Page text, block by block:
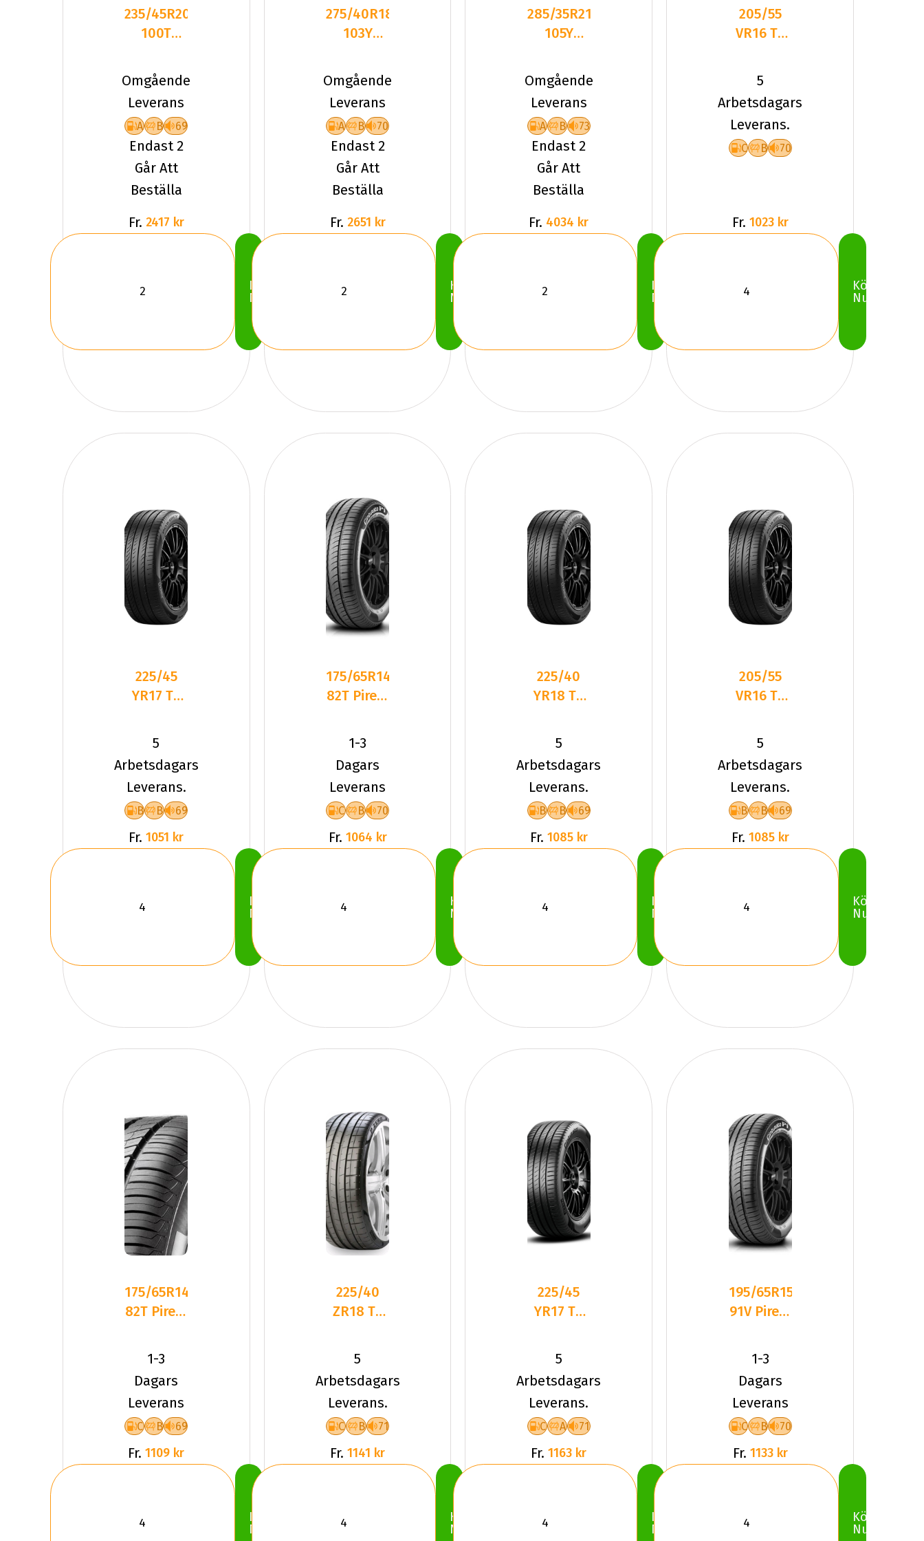
235/45R20
100T
ZERO
(PZ4) XL
Omgående
Leverans
A B 69
Endast 2
Går Att
Beställa
Fr. 2417 kr
Köp
Nu
275/40R18
103Y
CINTURATO
P7 XL
Omgående
Leverans
A B 70
Endast 2
Går Att
Beställa
Fr. 2651 kr
Köp
Nu
285/35R21
105Y
ZERO
(PZ4) XL
(*)
Omgående
Leverans
A B 73
Endast 2
Går Att
Beställa
Fr. 4034 kr
Köp
Nu
205/55
VR16 TL
IMPACT
5
Arbetsdagars
Leverans.
C B 70
Fr. 1023 kr
Köp
Nu
225/45
YR17 TL
POWERGY
5
Arbetsdagars
Leverans.
B B 69
Fr. 1051 kr
Köp
Nu
175/65R14
82T Pirelli
P1 2026
1-3
Dagars
Leverans
C B 70
Fr. 1064 kr
Köp
Nu
225/40
YR18 TL
POWERGY
5
Arbetsdagars
Leverans.
B B 69
Fr. 1085 kr
Köp
Nu
205/55
VR16 TL
POWERGY
5
Arbetsdagars
Leverans.
B B 69
Fr. 1085 kr
Köp
Nu
175/65R14
82T Pirelli
P1 2025
1-3
Dagars
Leverans
C B 69
Fr. 1109 kr
Köp
Nu
225/40
ZR18 TL
ZERO (KS)
5
Arbetsdagars
Leverans.
C B 71
Fr. 1141 kr
Köp
Nu
225/45
YR17 TL
CINTURATO
5
Arbetsdagars
Leverans.
C A 71
Fr. 1163 kr
Köp
Nu
195/65R15
91V Pirelli
P1 2024
1-3
Dagars
Leverans
C B 70
Fr. 1133 kr
Köp
Nu